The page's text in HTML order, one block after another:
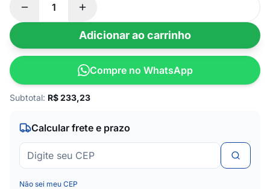
Adicionar ao carrinho
Compre no WhatsApp
Subtotal: R$233,23
Calcular frete e prazo
Não sei meu CEP